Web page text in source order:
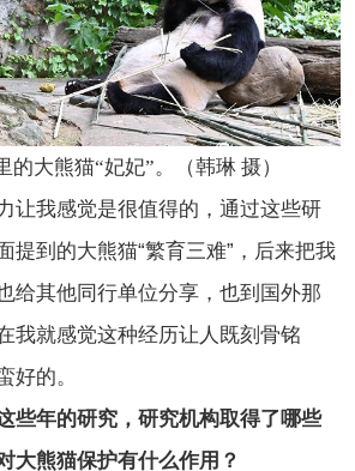
的大熊猫“妃妃”。（韩琳 摄）
让我感觉是很值得的，通过这些研
提到的大熊猫“繁育三难”，后来把我
给其他同行单位分享，也到国外那
我就感觉这种经历让人既刻骨铭
好的。
些年的研究，研究机构取得了哪些
大熊猫保护有什么作用？